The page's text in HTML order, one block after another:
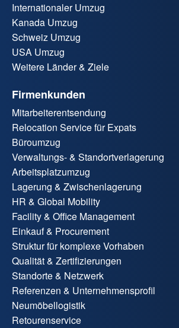
Internationaler Umzug
Kanada Umzug
Schweiz Umzug
USA Umzug
Weitere Länder & Ziele
Firmenkunden
Mitarbeiterentsendung
Relocation Service für Expats
Büroumzug
Verwaltungs- & Standortverlagerung
Arbeitsplatzumzug
Lagerung & Zwischenlagerung
HR & Global Mobility
Facility & Office Management
Einkauf & Procurement
Struktur für komplexe Vorhaben
Qualität & Zertifizierungen
Standorte & Netzwerk
Referenzen & Unternehmensprofil
Neumöbellogistik
Retourenservice